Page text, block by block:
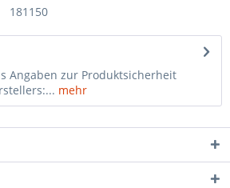
181150
Angaben zur Produktsicherheit
mehr